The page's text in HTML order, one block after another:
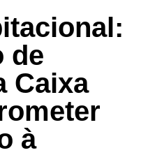
de
Caixa
à